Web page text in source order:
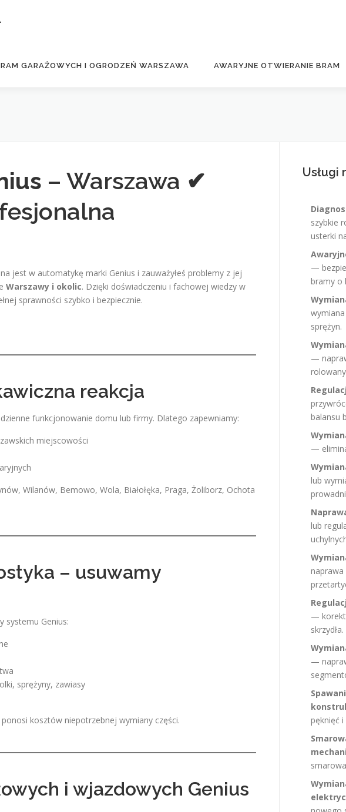
GARAŻOWYCH I OGRODZEŃ WARSZAWA AWARYJNE OTWIERANIE BRAM
– Warszawa ✔
jest w automatykę marki Genius i zauważyłeś problemy z jej
Warszawy i okolic. Dzięki doświadczeniu i fachowej wiedzy w
sprawności szybko i bezpiecznie.
reakcja
funkcjonowanie domu lub firmy. Dlatego zapewniamy:
miejscowości
Wilanów, Bemowo, Wola, Białołęka, Praga, Żoliborz, Ochota
– usuwamy
systemu Genius:
sprężyny, zawiasy
kosztów niepotrzebnej wymiany części.
i wjazdowych Genius
Usługi
szybkie
usterki
—
bramy o
sprężyn.
—
balansu
—
lub
lub
naprawa
—
skrzydła.
—
pęknięć